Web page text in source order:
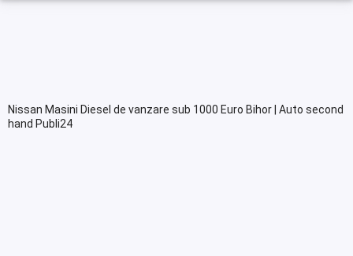
Nissan Masini Diesel de vanzare sub 1000 Euro Bihor | Auto second
hand Publi24